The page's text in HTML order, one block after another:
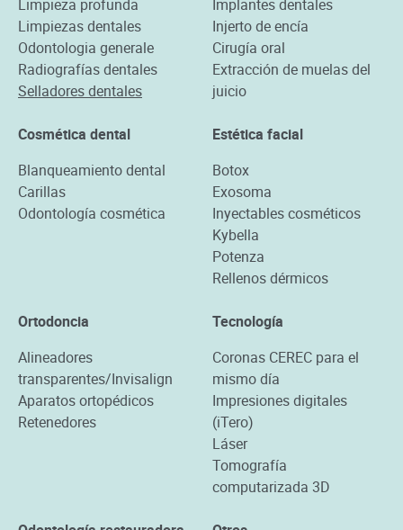
Limpieza profunda
Limpiezas dentales
Odontologia generale
Radiografías dentales
Selladores dentales
Implantes dentales
Injerto de encía
Cirugía oral
Extracción de muelas del
juicio
Cosmética dental
Blanqueamiento dental
Carillas
Odontología cosmética
Estética facial
Botox
Exosoma
Inyectables cosméticos
Kybella
Potenza
Rellenos dérmicos
Ortodoncia
Alineadores
transparentes/Invisalign
Aparatos ortopédicos
Retenedores
Tecnología
Coronas CEREC para el
mismo día
Impresiones digitales
(iTero)
Láser
Tomografía
computarizada 3D